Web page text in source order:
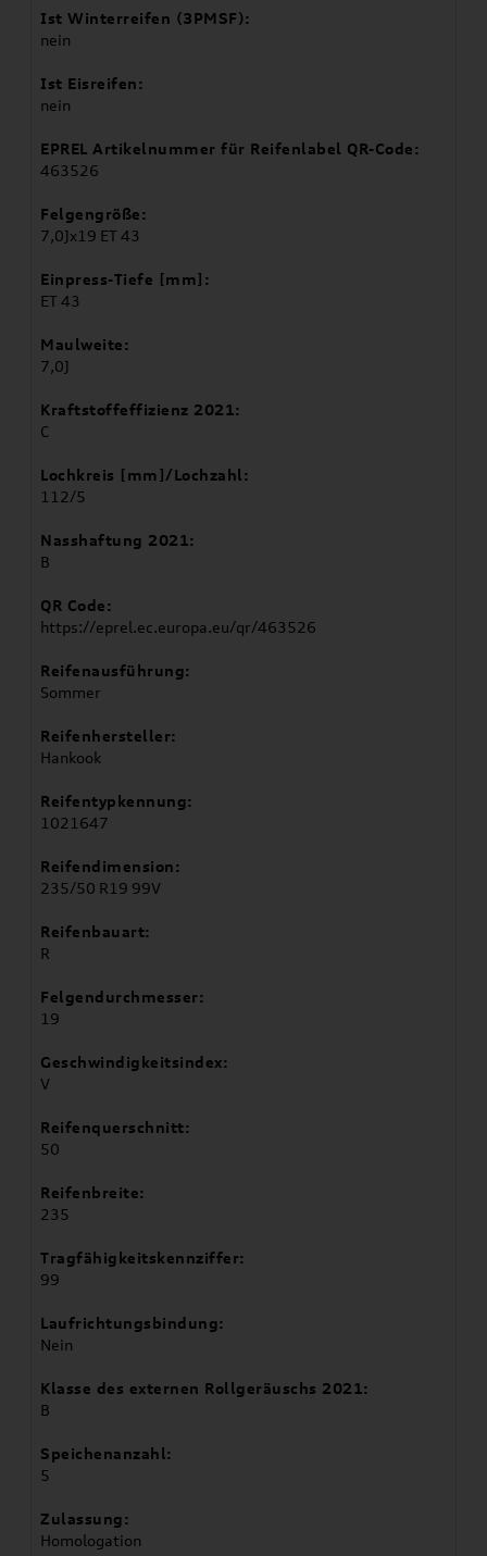
Ist Winterreifen (3PMSF):
nein
Ist Eisreifen:
nein
EPREL Artikelnummer für Reifenlabel QR-Code:
463526
Felgengröße:
7,0Jx19 ET 43
Einpress-Tiefe [mm]:
ET 43
Maulweite:
7,0J
Kraftstoffeffizienz 2021:
C
Lochkreis [mm]/Lochzahl:
112/5
Nasshaftung 2021:
B
QR Code:
https://eprel.ec.europa.eu/qr/463526
Reifenausführung:
Sommer
Reifenhersteller:
Hankook
Reifentypkennung:
1021647
Reifendimension:
235/50 R19 99V
Reifenbauart:
R
Felgendurchmesser:
19
Geschwindigkeitsindex:
V
Reifenquerschnitt:
50
Reifenbreite:
235
Tragfähigkeitskennziffer:
99
Laufrichtungsbindung:
Nein
Klasse des externen Rollgeräuschs 2021:
B
Speichenanzahl:
5
Zulassung:
Homologation